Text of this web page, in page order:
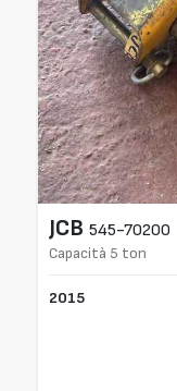
JCB 545-70200
Capacità 5 ton
2015